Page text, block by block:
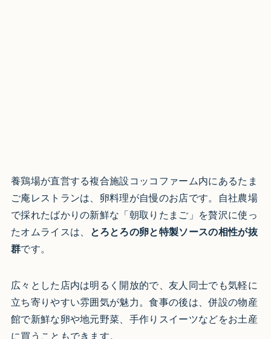
養鶏場が直営する複合施設コッコファーム内にあるたま
ご庵レストランは、卵料理が自慢のお店です。自社農場
で採れたばかりの新鮮な「朝取りたまご」を贅沢に使っ
たオムライスは、
とろとろの卵と特製ソースの相性が抜
群です。
広々とした店内は明るく開放的で、友人同士でも気軽に
立ち寄りやすい雰囲気が魅力。食事の後は、併設の物産
館で新鮮な卵や地元野菜、手作りスイーツなどをお土産
に買うこともできます。